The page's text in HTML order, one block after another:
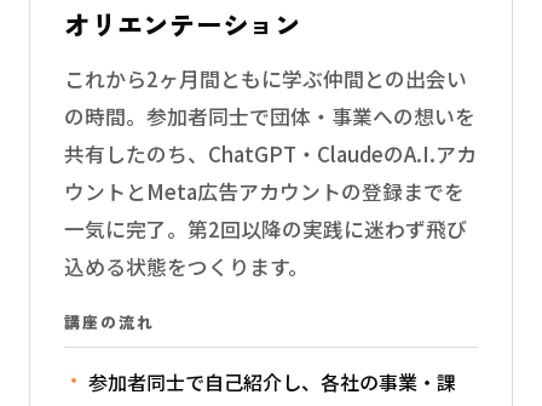
オリエンテーション
これから2ヶ月間ともに学ぶ仲間との出会い
の時間。参加者同士で団体・事業への想いを
共有したのち、ChatGPT・ClaudeのA.I.アカ
ウントとMeta広告アカウントの登録までを
一気に完了。第2回以降の実践に迷わず飛び
込める状態をつくります。
講座の流れ
参加者同士で自己紹介し、各社の事業・課